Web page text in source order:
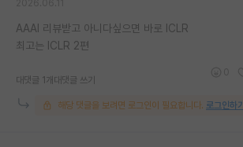
AAAI 리뷰받고 아니다싶으면 바로 ICLR
최고는 ICLR 2편
대댓글 1개 대댓글 쓰기
해당 댓글을 보려면 로그인이 필요합니다. 로그인하기